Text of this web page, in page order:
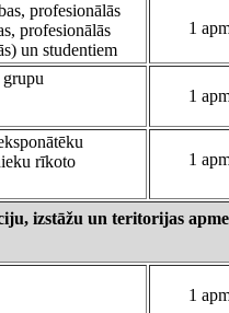
profesionālās
profesionālās
un studentiem
1
1
rīkoto
1
izstāžu un teritorijas
1